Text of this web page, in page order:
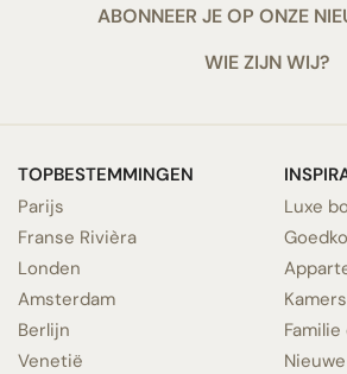
ABONNEER JE OP ONZE
WIE ZIJN WIJ?
TOPBESTEMMINGEN
Parijs
Franse Rivièra
Londen
Amsterdam
Berlijn
Venetië
Luxe